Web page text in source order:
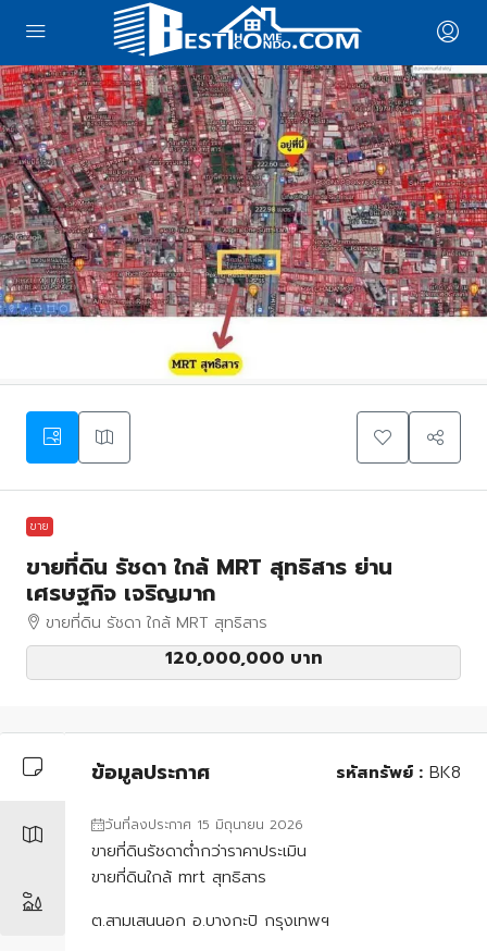
ขาย
ขายที่ดิน รัชดา ใกล้ MRT สุทธิสาร ย่าน
เศรษฐกิจ เจริญมาก
ขายที่ดิน รัชดา ใกล้ MRT สุทธิสาร
120,000,000 บาท
ข้อมูลประกาศ รหัสทรัพย์ : BK8
วันที่ลงประกาศ 15 มิถุนายน 2026
ขายที่ดินรัชดาต่ำกว่าราคาประเมิน
ขายที่ดินใกล้ mrt สุทธิสาร
ต.สามเสนนอก อ.บางกะปิ กรุงเทพฯ